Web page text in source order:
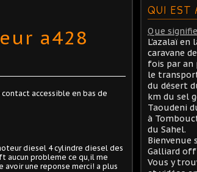
a428
accessible en bas de
diesel 4 cylindre diesel des
aucun probleme ce qu,il me
une reponse merci! a plus
QUI EST
Que
L'azalaï en
caravane
fois par an
le
du désert
km du sel
Taoudeni
à
du Sahel.
Bienvenue
Galliard off
Vous y